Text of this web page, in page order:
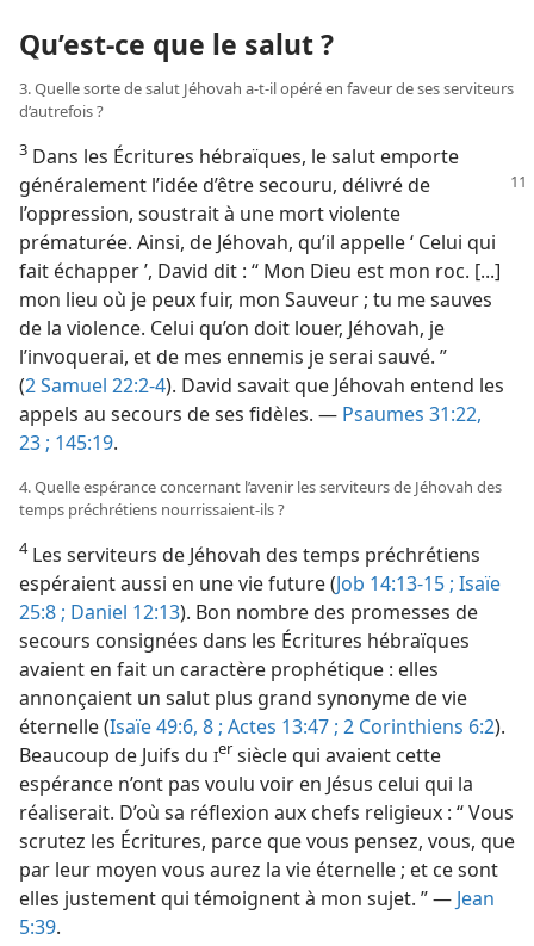
Qu’est-​ce que le salut ?
3. Quelle sorte de salut Jéhovah a-​t-​il opéré en faveur de ses serviteurs
d’autrefois ?
3 Dans les Écritures hébraïques, le salut emporte
généralement l’idée d’êtresecouru, délivré de
l’oppression, soustrait à une mort violente
prématurée. Ainsi, de Jéhovah, qu’il appelle ‘ Celui qui
fait échapper ’, David dit : “ Mon Dieu est mon roc. [...]
mon lieu où je peux fuir, mon Sauveur ; tu me sauves
de la violence. Celui qu’on doit louer, Jéhovah, je
l’invoquerai, et de mes ennemis je serai sauvé. ”
(2 Samuel 22:2-4). David savait que Jéhovah entend les
appels au secours de ses fidèles. — Psaumes 31:22,
23 ; 145:19.
4. Quelle espérance concernant l’avenir les serviteurs de Jéhovah des
temps préchrétiens nourrissaient-​ils ?
4Les serviteurs de Jéhovah des temps préchrétiens
espéraient aussi en une vie future (Job 14:13-15 ; Isaïe
25:8 ; Daniel 12:13). Bon nombre des promesses de
secours consignées dans les Écritures hébraïques
avaient en fait un caractère prophétique : elles
annonçaient un salut plus grand synonyme de vie
éternelle (Isaïe 49:6, 8 ; Actes 13:47 ; 2 Corinthiens 6:2).
Beaucoup de Juifs du Ier siècle qui avaient cette
espérance n’ont pas voulu voir en Jésus celui qui la
réaliserait. D’où sa réflexion aux chefs religieux : “ Vous
scrutez les Écritures, parce que vous pensez, vous, que
par leur moyen vous aurez la vie éternelle ; et ce sont
elles justement qui témoignent à mon sujet. ” — Jean
5:39.